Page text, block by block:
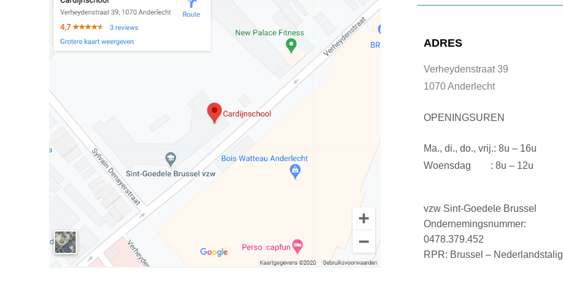
ADRES
Verheydenstraat 39
1070 Anderlecht
OPENINGSUREN
Ma., di., do., vrij.: 8u – 16u
Woensdag : 8u – 12u
vzw Sint-Goedele Brussel
Ondernemingsnummer:
0478.379.452
RPR: Brussel – Nederlandstalig